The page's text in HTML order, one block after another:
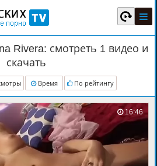
Rivera: смотреть 1 видео и
скачать
Время По рейтингу
16:46